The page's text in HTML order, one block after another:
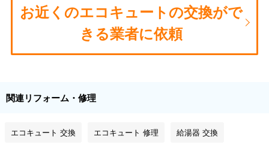
お近くのエコキュートの交換がで
きる業者に依頼
関連リフォーム・修理
エコキュート 交換 エコキュート 修理 給湯器 交換